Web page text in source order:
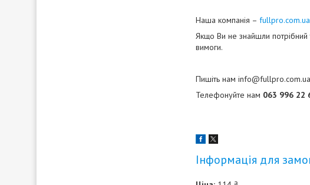
Наша компанія – fullpro.com.ua
Якщо Ви не знайшли потрібний
вимоги.
Пишіть нам info@fullpro.com.ua
Телефонуйте нам 063 996 22
Інформація для